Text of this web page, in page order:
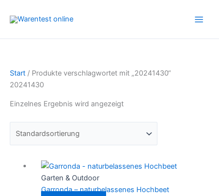
Inhalt
Start / Produkte verschlagwortet mit „20241430“
20241430
Einzelnes Ergebnis wird angezeigt
Garten & Outdoor
Garronda – naturbelassenes Hochbeet